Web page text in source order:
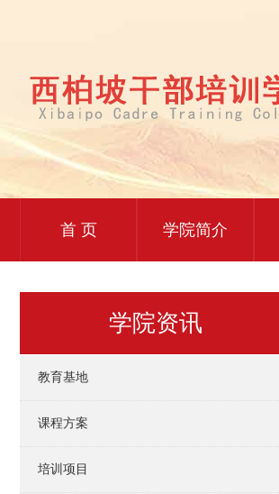
首 页 学院简介
学院资讯
教育基地
课程方案
培训项目